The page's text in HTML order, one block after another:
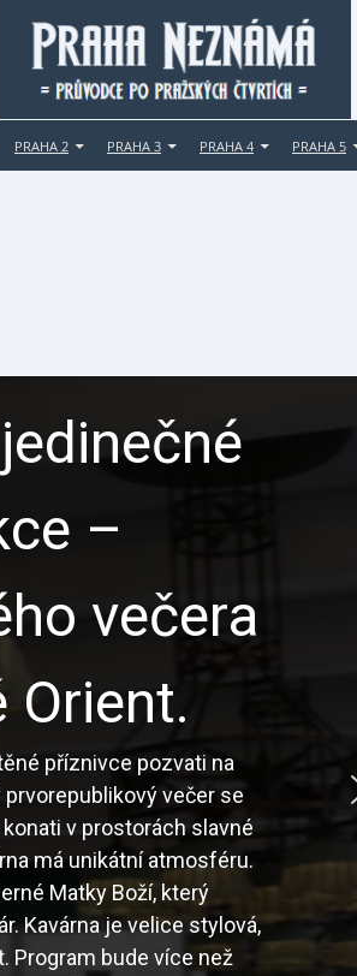
PRAHA 2 PRAHA 3 PRAHA 4 PRAHA 5
–
večera
Orient.
příznivce pozvati na
večer se
v prostorách slavné
má unikátní atmosféru.
Matky Boží, který
Kavárna je velice stylová,
Program bude více než